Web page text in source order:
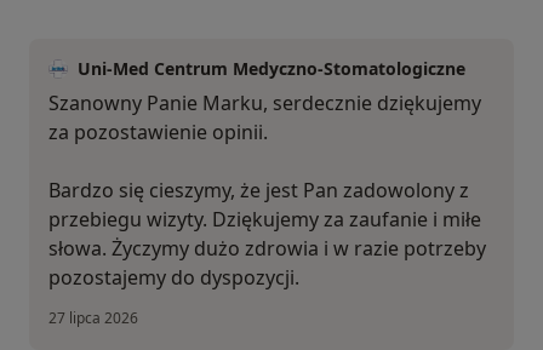
Uni-Med Centrum Medyczno-Stomatologiczne
Szanowny Panie Marku, serdecznie dziękujemy
za pozostawienie opinii.
Bardzo się cieszymy, że jest Pan zadowolony z
przebiegu wizyty. Dziękujemy za zaufanie i miłe
słowa. Życzymy dużo zdrowia i w razie potrzeby
pozostajemy do dyspozycji.
27 lipca 2026